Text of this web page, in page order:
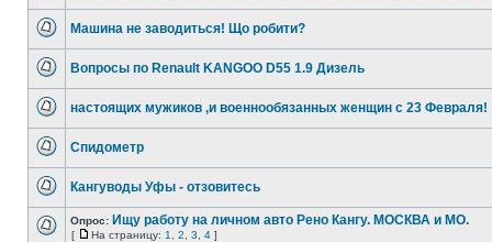
Машина не заводиться! Що робити?
Вопросы по Renault KANGOO D55 1.9 Дизель
настоящих мужиков ,и военнообязанных женщин с 23 Февраля!
Спидометр
Кангуводы Уфы - отзовитесь
Опрос: Ищу работу на личном авто Рено Кангу. МОСКВА и МО.
[ На страницу: 1 2 3 4 ]